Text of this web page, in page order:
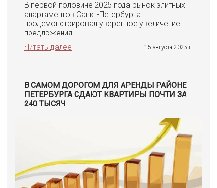
В первой половине 2025 года рынок элитных
апартаментов Санкт-Петербурга
продемонстрировал уверенное увеличение
предложения.
Читать далее
15 августа 2025 г.
В САМОМ ДОРОГОМ ДЛЯ АРЕНДЫ РАЙОНЕ
ПЕТЕРБУРГА СДАЮТ КВАРТИРЫ ПОЧТИ ЗА
240 ТЫСЯЧ